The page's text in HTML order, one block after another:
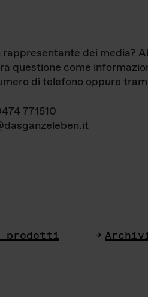
rappresentante dei media?
questione come
di telefono oppure
771510
prodotti